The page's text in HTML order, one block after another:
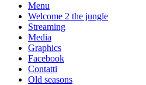
Menu
Welcome 2 the jungle
Streaming
Media
Graphics
Facebook
Contatti
Old seasons